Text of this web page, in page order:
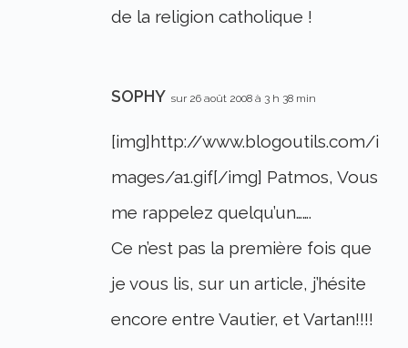
de la religion catholique !
SOPHY sur 26 août 2008 à 3 h 38 min
[img]http://www.blogoutils.com/i
mages/a1.gif[/img] Patmos, Vous
me rappelez quelqu’un…….
Ce n’est pas la première fois que
je vous lis, sur un article, j’hésite
encore entre Vautier, et Vartan!!!!